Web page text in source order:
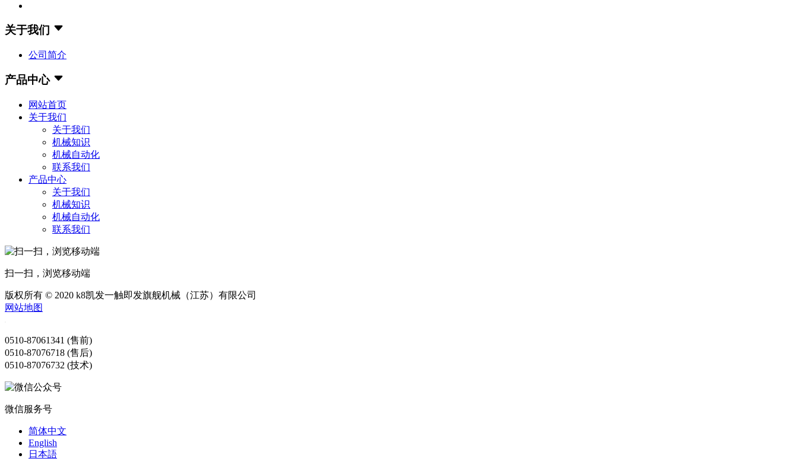
关于我们
公司简介
产品中心
网站首页
关于我们
关于我们
机械知识
机械自动化
联系我们
产品中心
关于我们
机械知识
机械自动化
联系我们
扫一扫，浏览移动端
版权所有 © 2020 k8凯发一触即发旗舰机械（江苏）有限公司
网站地图
0510-87061341 (售前)
0510-87076718 (售后)
0510-87076732 (技术)
微信服务号
简体中文
English
日本語